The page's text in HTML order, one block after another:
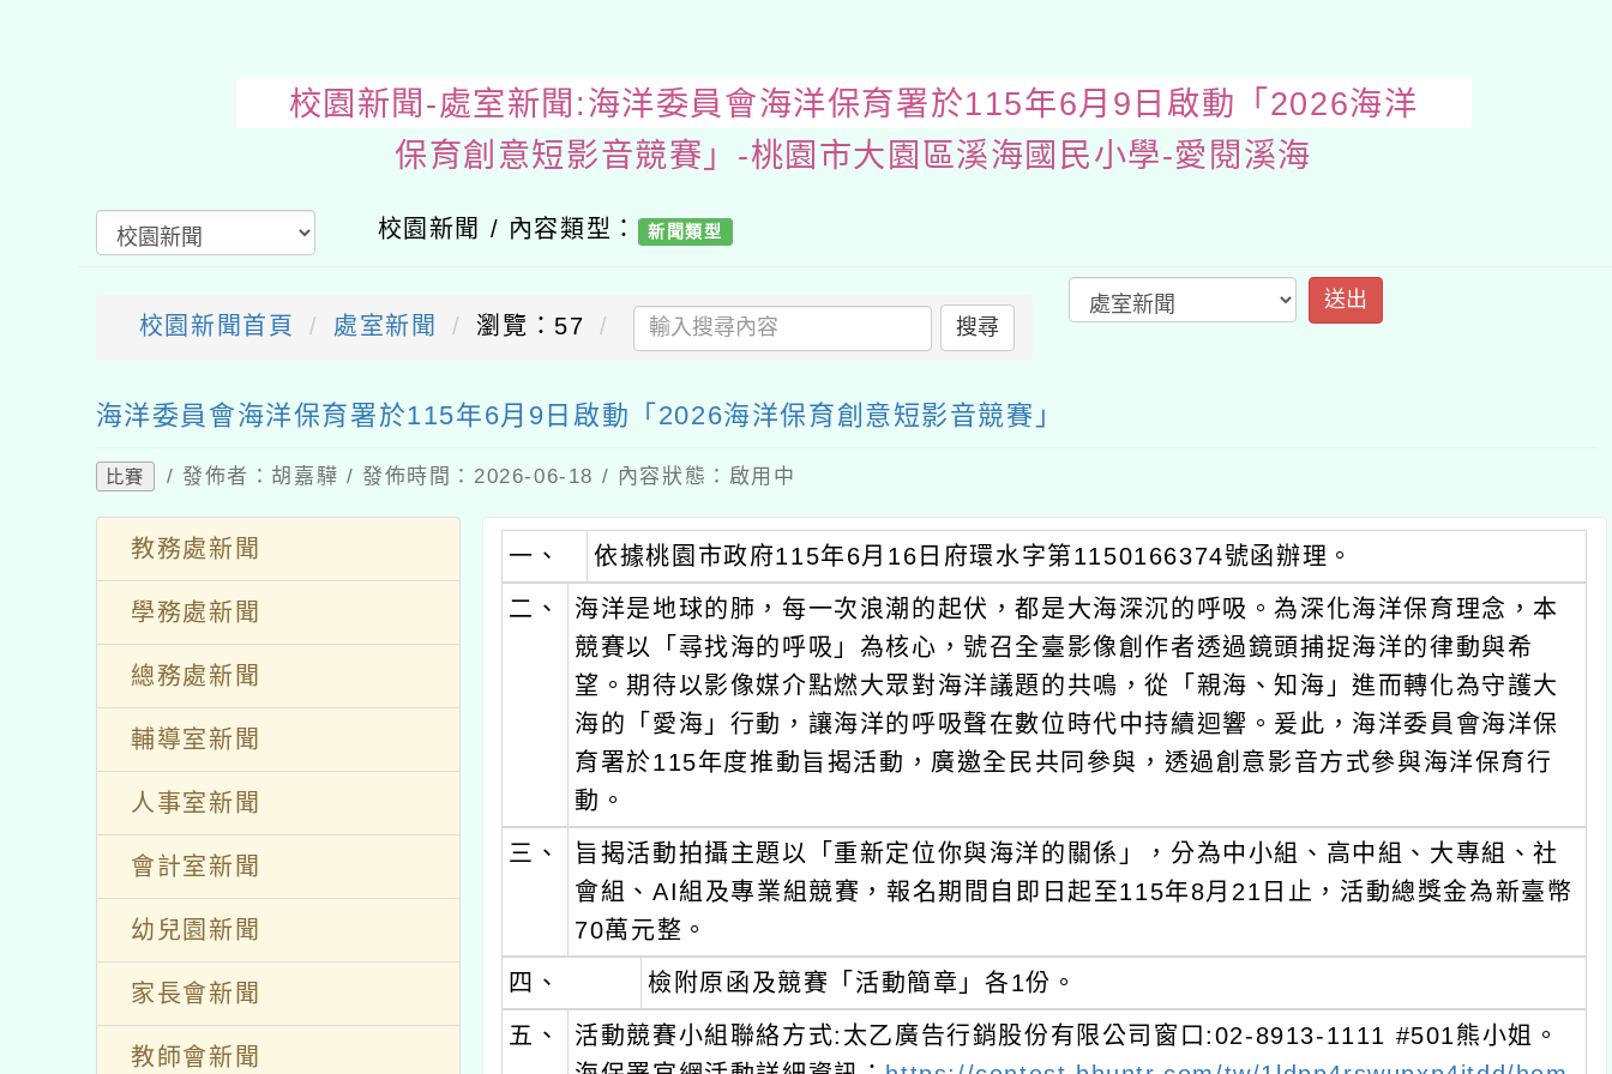
校園新聞-處室新聞:海洋委員會海洋保育署於115年6月9日啟動「
校園新聞 / 內容類型： 新聞類型
校園新聞首頁 處室新聞 瀏覽：57 搜尋
送出
海洋委員會海洋保育署於115年6月9日啟動「2026海洋保育創意短影音競賽」
比賽 / 發佈者：胡嘉驊 / 發佈時間：2026-06-18 / 內容狀態：啟用中
教務處新聞
學務處新聞
總務處新聞
輔導室新聞
人事室新聞
會計室新聞
幼兒園新聞
家長會新聞
一、
依據桃園市政府115年6月16日府環水字第1150166374號函辦理。
海洋是地球的肺，每一次浪潮的起伏，都是大海深沉的呼吸。為深化海洋保育理念，本
競賽以「尋找海的呼吸」為核心，號召全臺影像創作者透過鏡頭捕捉海洋的律動與希
望。期待以影像媒介點燃大眾對海洋議題的共鳴，從「親海、知海」進而轉化為守護大
海的「愛海」行動，讓海洋的呼吸聲在數位時代中持續迴響。爰此，海洋委員會海洋保
育署於115年度推動旨揭活動，廣邀全民共同參與，透過創意影音方式參與海洋保育行
動。
旨揭活動拍攝主題以「重新定位你與海洋的關係」，分為中小組、高中組、大專組、社
會組、AI組及專業組競賽，報名期間自即日起至115年8月21日止，活動總獎金為新臺幣
70萬元整。
四、
檢附原函及競賽「活動簡章」各1份。